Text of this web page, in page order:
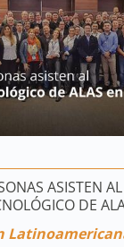
ASISTEN
DE